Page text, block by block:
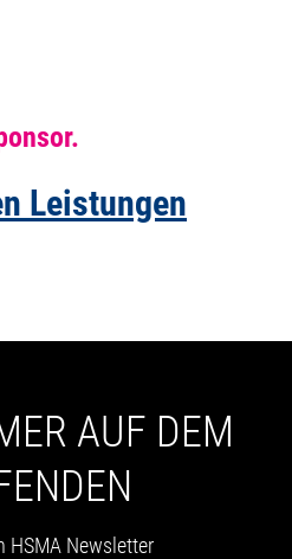
Leistungen
AUF DEM
HSMA Newsletter